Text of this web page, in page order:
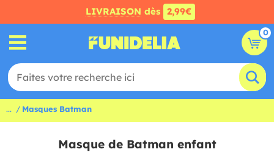
LIVRAISON dès 2,99€
0
... Masques Batman
Masque de Batman enfant